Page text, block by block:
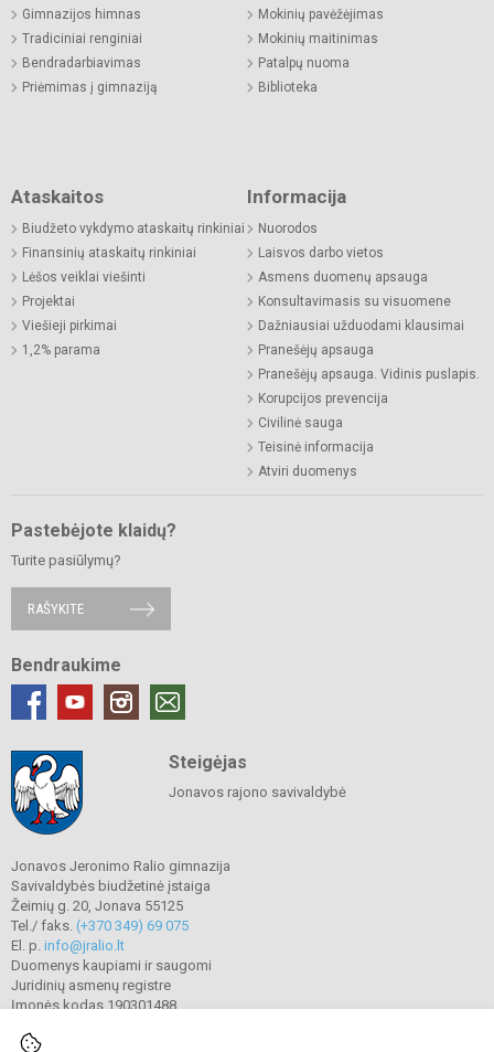
Gimnazijos himnas
Tradiciniai renginiai
Bendradarbiavimas
Priėmimas į gimnaziją
Mokinių pavėžėjimas
Mokinių maitinimas
Patalpų nuoma
Biblioteka
Ataskaitos
Biudžeto vykdymo ataskaitų rinkiniai
Finansinių ataskaitų rinkiniai
Lėšos veiklai viešinti
Projektai
Viešieji pirkimai
1,2% parama
Informacija
Nuorodos
Laisvos darbo vietos
Asmens duomenų apsauga
Konsultavimasis su visuomene
Dažniausiai užduodami klausimai
Pranešėjų apsauga
Pranešėjų apsauga. Vidinis puslapis.
Korupcijos prevencija
Civilinė sauga
Teisinė informacija
Atviri duomenys
Pastebėjote klaidų?
Turite pasiūlymų?
RAŠYKITE
Bendraukime
Steigėjas
Jonavos rajono savivaldybė
Jonavos Jeronimo Ralio gimnazija
Savivaldybės biudžetinė įstaiga
Žeimių g. 20, Jonava 55125
Tel./ faks. (+370 349) 69 075
El. p. info@jralio.lt
Duomenys kaupiami ir saugomi
Juridinių asmenų registre
Įmonės kodas 190301488